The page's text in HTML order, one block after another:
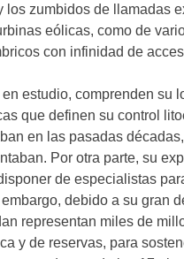
los zumbidos de llamadas
eólicas, como de
con infinidad de
estudio, comprenden su
que definen su control
en las pasadas
Por otra parte, su
de especialistas
debido a su gran
representan miles de
y de reservas, para